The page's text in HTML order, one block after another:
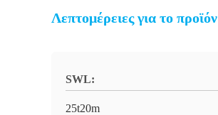
Λεπτομέρειες για το προϊόν
SWL:
25t20m